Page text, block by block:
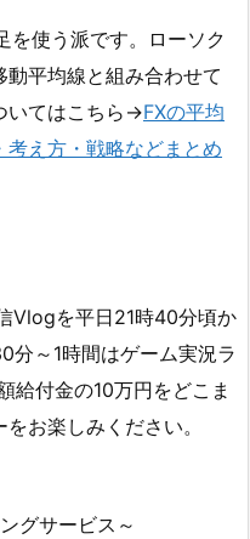
を使う派です。ローソク
平均線と組み合わせて
いてはこちら→FXの平均
え方・戦略などまとめ
Vlogを平日21時40分頃か
分～1時間はゲーム実況ラ
給付金の10万円をどこま
お楽しみください。
グサービス～